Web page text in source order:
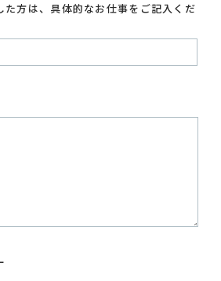
た方は、具体的なお仕事をご記入くだ